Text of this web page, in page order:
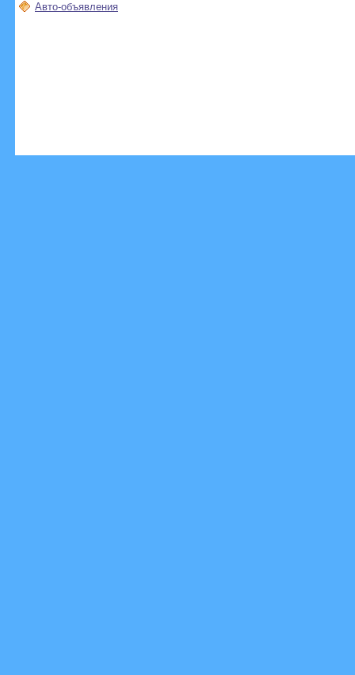
Авто-объявления